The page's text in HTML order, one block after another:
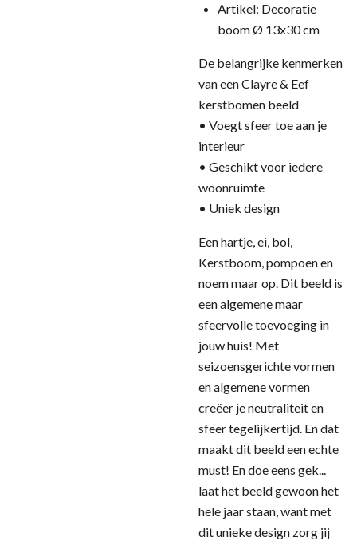
Artikel: Decoratie
boom Ø 13x30 cm
De belangrijke kenmerken
van een Clayre & Eef
kerstbomen beeld
• Voegt sfeer toe aan je
interieur
• Geschikt voor iedere
woonruimte
• Uniek design
Een hartje, ei, bol,
Kerstboom, pompoen en
noem maar op. Dit beeld is
een algemene maar
sfeervolle toevoeging in
jouw huis! Met
seizoensgerichte vormen
en algemene vormen
creëer je neutraliteit en
sfeer tegelijkertijd. En dat
maakt dit beeld een echte
must! En doe eens gek...
laat het beeld gewoon het
hele jaar staan, want met
dit unieke design zorg jij